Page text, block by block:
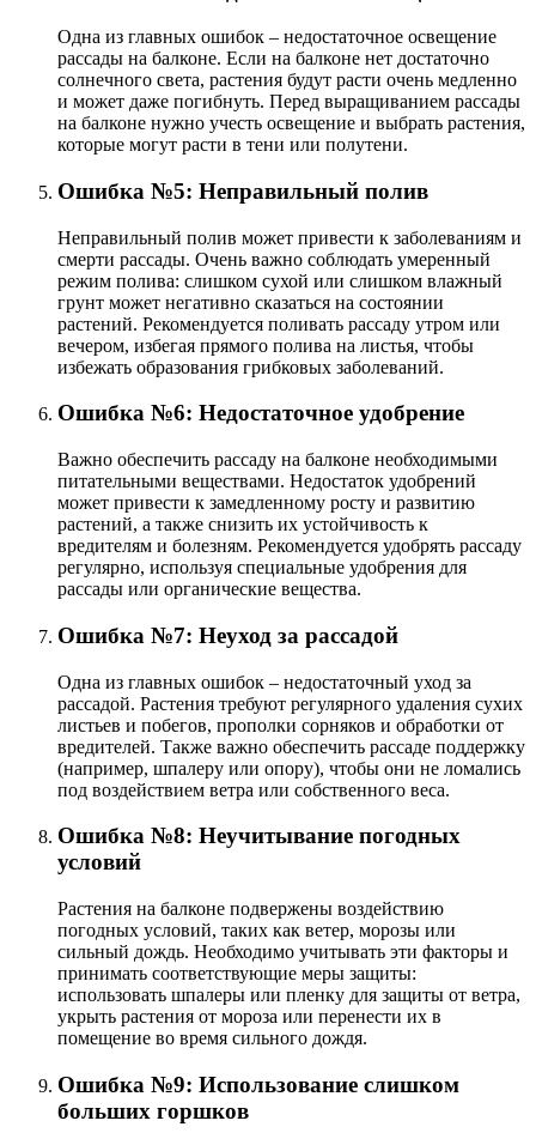
Одна из главных ошибок – недостаточное освещение
рассады на балконе. Если на балконе нет достаточно
солнечного света, растения будут расти очень медленно
и может даже погибнуть. Перед выращиванием рассады
на балконе нужно учесть освещение и выбрать растения,
которые могут расти в тени или полутени.
Ошибка №5: Неправильный полив
Неправильный полив может привести к заболеваниям и
смерти рассады. Очень важно соблюдать умеренный
режим полива: слишком сухой или слишком влажный
грунт может негативно сказаться на состоянии
растений. Рекомендуется поливать рассаду утром или
вечером, избегая прямого полива на листья, чтобы
избежать образования грибковых заболеваний.
Ошибка №6: Недостаточное удобрение
Важно обеспечить рассаду на балконе необходимыми
питательными веществами. Недостаток удобрений
может привести к замедленному росту и развитию
растений, а также снизить их устойчивость к
вредителям и болезням. Рекомендуется удобрять рассаду
регулярно, используя специальные удобрения для
рассады или органические вещества.
Ошибка №7: Неуход за рассадой
Одна из главных ошибок – недостаточный уход за
рассадой. Растения требуют регулярного удаления сухих
листьев и побегов, прополки сорняков и обработки от
вредителей. Также важно обеспечить рассаде поддержку
(например, шпалеру или опору), чтобы они не ломались
под воздействием ветра или собственного веса.
Ошибка №8: Неучитывание погодных
условий
Растения на балконе подвержены воздействию
погодных условий, таких как ветер, морозы или
сильный дождь. Необходимо учитывать эти факторы и
принимать соответствующие меры защиты:
использовать шпалеры или пленку для защиты от ветра,
укрыть растения от мороза или перенести их в
помещение во время сильного дождя.
Ошибка №9: Использование слишком
больших горшков